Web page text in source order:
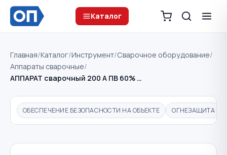
Каталог
Главная/Каталог/Инструмент/Сварочное оборудование/
Аппараты сварочные/
АППАРАТ сварочный 200 А ПВ 60% …
ОБЕСПЕЧЕНИЕ БЕЗОПАСНОСТИ НА ОБЪЕКТЕ ОГНЕЗАЩИТА